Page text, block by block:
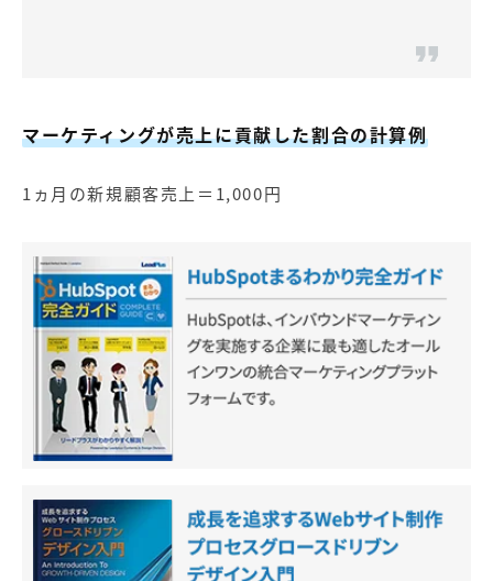
マーケティングが売上に貢献した割合の計算例
1ヵ月の新規顧客売上＝1,000円